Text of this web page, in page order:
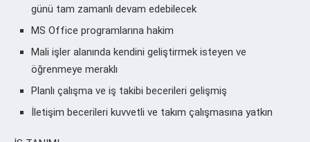
günü tam zamanlı devam edebilecek
MS Office programlarına hakim
Mali işler alanında kendini geliştirmek isteyen ve
öğrenmeye meraklı
Planlı çalışma ve iş takibi becerileri gelişmiş
İletişim becerileri kuvvetli ve takım çalışmasına yatkın